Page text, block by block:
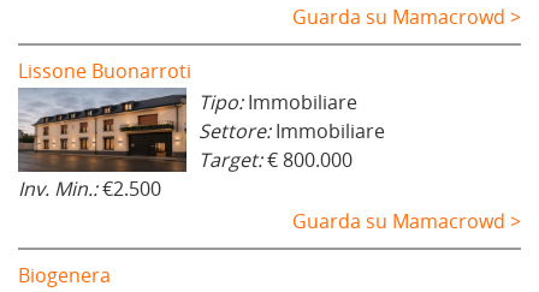
Guarda su Mamacrowd >
Lissone Buonarroti
Tipo:Immobiliare
Settore:Immobiliare
Target:€ 800.000
Inv. Min.:€2.500
Guarda su Mamacrowd >
Biogenera